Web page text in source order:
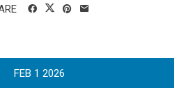
FEB 1 2026